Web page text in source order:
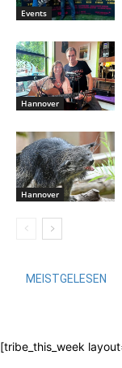
Events
Hannover
Hannover
MEISTGELESEN
[tribe_this_week